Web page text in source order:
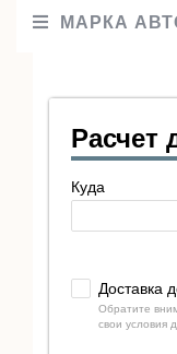
МАРКА
Расчет
Куда
Доставка
Обратите
свои условия